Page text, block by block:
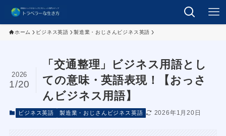
ホーム ビジネス英語 製造業・おじさんビジネス英語
「交通整理」ビジネス用語とし
ての意味・英語表現！【おっさ
んビジネス用語】
2026
1/20
ビジネス英語 製造業・おじさんビジネス英語 2026年1月20日